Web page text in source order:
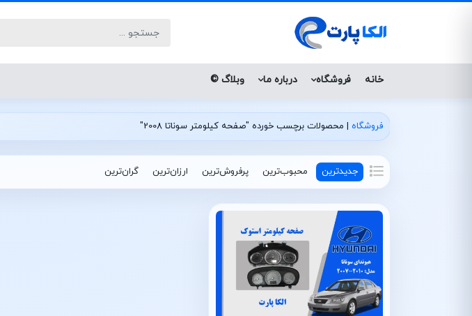
خانه فروشگاه درباره ما وبلاگ ©
فروشگاه | محصولات برچسب خورده "صفحه کیلومتر سوناتا 2008"
جدیدترین محبوب‌ترین پرفروش‌ترین ارزان‌ترین گران‌ترین